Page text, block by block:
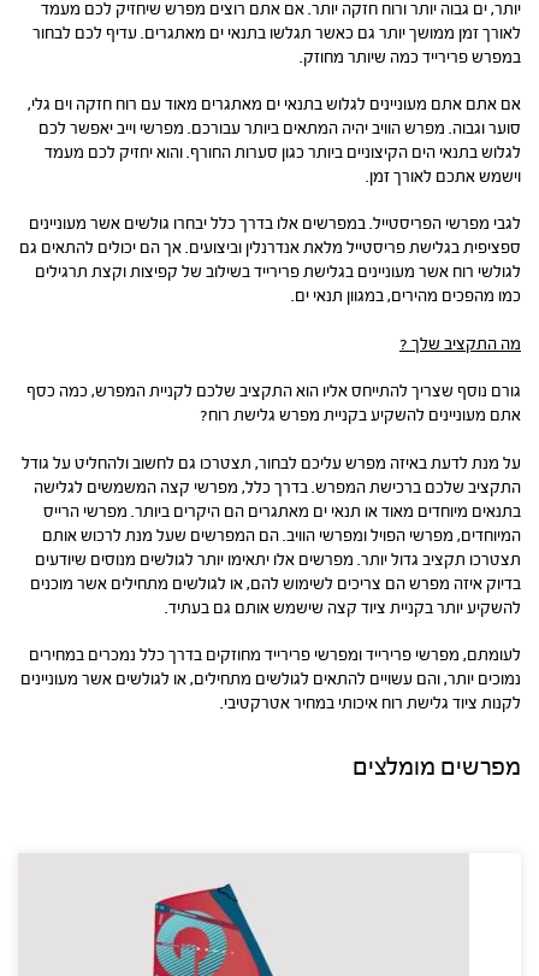
יותר, ים גבוה יותר ורוח חזקה יותר. אם אתם רוצים מפרש שיחזיק לכם מעמד
לאורך זמן ממושך יותר גם כאשר תגלשו בתנאי ים מאתגרים. עדיף לכם לבחור
במפרש פרירייד כמה שיותר מחוזק.
אם אתם אתם מעוניינים לגלוש בתנאי ים מאתגרים מאוד עם רוח חזקה וים גלי,
סוער וגבוה. מפרש הוויב יהיה המתאים ביותר עבורכם. מפרשי וייב יאפשר לכם
לגלוש בתנאי הים הקיצוניים ביותר כגון סערות החורף. והוא יחזיק לכם מעמד
וישמש אתכם לאורך זמן.
לגבי מפרשי הפריסטייל. במפרשים אלו בדרך כלל יבחרו גולשים אשר מעוניינים
ספציפית בגלישת פריסטייל מלאת אנדרנלין וביצועים. אך הם יכולים להתאים גם
לגולשי רוח אשר מעוניינים בגלישת פרירייד בשילוב של קפיצות וקצת תרגילים
כמו מהפכים מהירים, במגוון תנאי ים.
מה התקציב שלך ?
גורם נוסף שצריך להתייחס אליו הוא התקציב שלכם לקניית המפרש, כמה כסף
אתם מעוניינים להשקיע בקניית מפרש גלישת רוח?
על מנת לדעת באיזה מפרש עליכם לבחור, תצטרכו גם לחשוב ולהחליט על גודל
התקציב שלכם ברכישת המפרש. בדרך כלל, מפרשי קצה המשמשים לגלישה
בתנאים מיוחדים מאוד או תנאי ים מאתגרים הם היקרים ביותר. מפרשי הרייס
המיוחדים, מפרשי הפויל ומפרשי הוויב. הם המפרשים שעל מנת לרכוש אותם
תצטרכו תקציב גדול יותר. מפרשים אלו יתאימו יותר לגולשים מנוסים שיודעים
בדיוק איזה מפרש הם צריכים לשימוש להם, או לגולשים מתחילים אשר מוכנים
להשקיע יותר בקניית ציוד קצה שישמש אותם גם בעתיד.
לעומתם, מפרשי פרירייד ומפרשי פרירייד מחוזקים בדרך כלל נמכרים במחירים
נמוכים יותר, והם עשויים להתאים לגולשים מתחילים, או לגולשים אשר מעוניינים
לקנות ציוד גלישת רוח איכותי במחיר אטרקטיבי.
מפרשים מומלצים